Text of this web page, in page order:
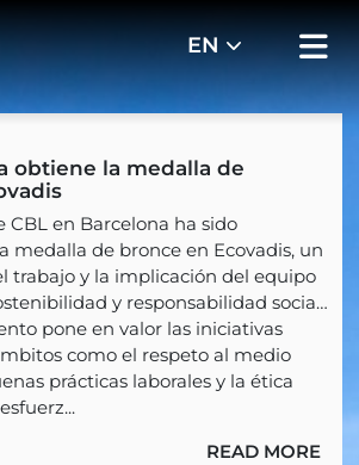
obtiene la medalla de
CBL en Barcelona ha sido
medalla de bronce en Ecovadis, un
trabajo y la implicación del equipo
y responsabilidad social
pone en valor las iniciativas
como el respeto al medio
prácticas laborales y la ética
READ MORE